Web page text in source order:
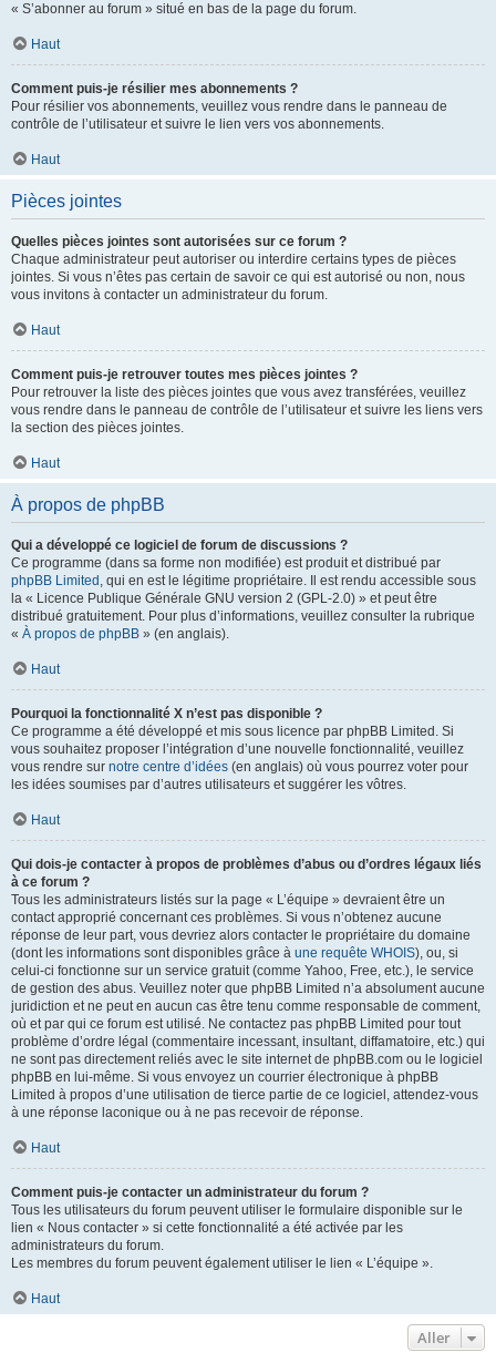
« S’abonner au forum » situé en bas de la page du forum.
Haut
Comment puis-je résilier mes abonnements ?
Pour résilier vos abonnements, veuillez vous rendre dans le panneau de
contrôle de l’utilisateur et suivre le lien vers vos abonnements.
Haut
Pièces jointes
Quelles pièces jointes sont autorisées sur ce forum ?
Chaque administrateur peut autoriser ou interdire certains types de pièces
jointes. Si vous n’êtes pas certain de savoir ce qui est autorisé ou non, nous
vous invitons à contacter un administrateur du forum.
Haut
Comment puis-je retrouver toutes mes pièces jointes ?
Pour retrouver la liste des pièces jointes que vous avez transférées, veuillez
vous rendre dans le panneau de contrôle de l’utilisateur et suivre les liens vers
la section des pièces jointes.
Haut
À propos de phpBB
Qui a développé ce logiciel de forum de discussions ?
Ce programme (dans sa forme non modifiée) est produit et distribué par
phpBB Limited , qui en est le légitime propriétaire. Il est rendu accessible sous
la « Licence Publique Générale GNU version 2 (GPL-2.0) » et peut être
distribué gratuitement. Pour plus d’informations, veuillez consulter la rubrique
« À propos de phpBB » (en anglais).
Haut
Pourquoi la fonctionnalité X n’est pas disponible ?
Ce programme a été développé et mis sous licence par phpBB Limited. Si
vous souhaitez proposer l’intégration d’une nouvelle fonctionnalité, veuillez
vous rendre sur notre centre d’idées (en anglais) où vous pourrez voter pour
les idées soumises par d’autres utilisateurs et suggérer les vôtres.
Haut
Qui dois-je contacter à propos de problèmes d’abus ou d’ordres légaux liés
à ce forum ?
Tous les administrateurs listés sur la page « L’équipe » devraient être un
contact approprié concernant ces problèmes. Si vous n’obtenez aucune
réponse de leur part, vous devriez alors contacter le propriétaire du domaine
(dont les informations sont disponibles grâce à une requête WHOIS), ou, si
celui-ci fonctionne sur un service gratuit (comme Yahoo, Free, etc.), le service
de gestion des abus. Veuillez noter que phpBB Limited n’a absolument aucune
juridiction et ne peut en aucun cas être tenu comme responsable de comment,
où et par qui ce forum est utilisé. Ne contactez pas phpBB Limited pour tout
problème d’ordre légal (commentaire incessant, insultant, diffamatoire, etc.) qui
ne sont pas directement reliés avec le site internet de phpBB.com ou le logiciel
phpBB en lui-même. Si vous envoyez un courrier électronique à phpBB
Limited à propos d’une utilisation de tierce partie de ce logiciel, attendez-vous
à une réponse laconique ou à ne pas recevoir de réponse.
Haut
Comment puis-je contacter un administrateur du forum ?
Tous les utilisateurs du forum peuvent utiliser le formulaire disponible sur le
lien « Nous contacter » si cette fonctionnalité a été activée par les
administrateurs du forum.
Les membres du forum peuvent également utiliser le lien « L’équipe ».
Haut
Aller